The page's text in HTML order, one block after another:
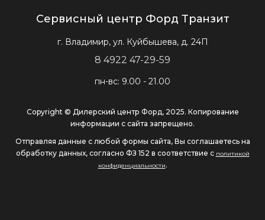
Сервисный центр Форд Транзит
г. Владимир, ул. Куйбышева, д. 24П
8 4922 47-29-59
пн-вс: 9.00 - 21.00
Copyright © Дилерский центр Форд, 2025. Копирование
информации с сайта запрещено.
Отправляя данные с любой формы сайта, Вы соглашаетесь на
обработку данных, согласно ФЗ 152 в соответствие с политикой
конфиденциальности.